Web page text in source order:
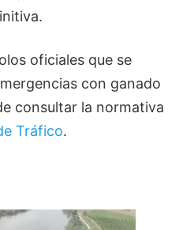
oficiales que se
con ganado
consultar la normativa
Tráfico.